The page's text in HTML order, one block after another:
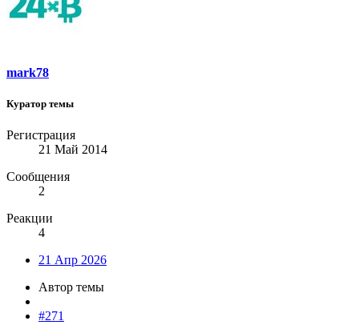
mark78
Куратор темы
Регистрация
21 Май 2014
Сообщения
2
Реакции
4
21 Апр 2026
Автор темы
#271